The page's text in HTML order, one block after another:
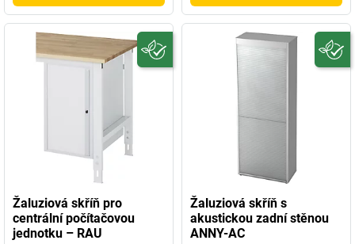
Žaluziová skříň pro
centrální počítačovou
jednotku – RAU
Žaluziová skříň s
akustickou zadní stěnou
ANNY-AC